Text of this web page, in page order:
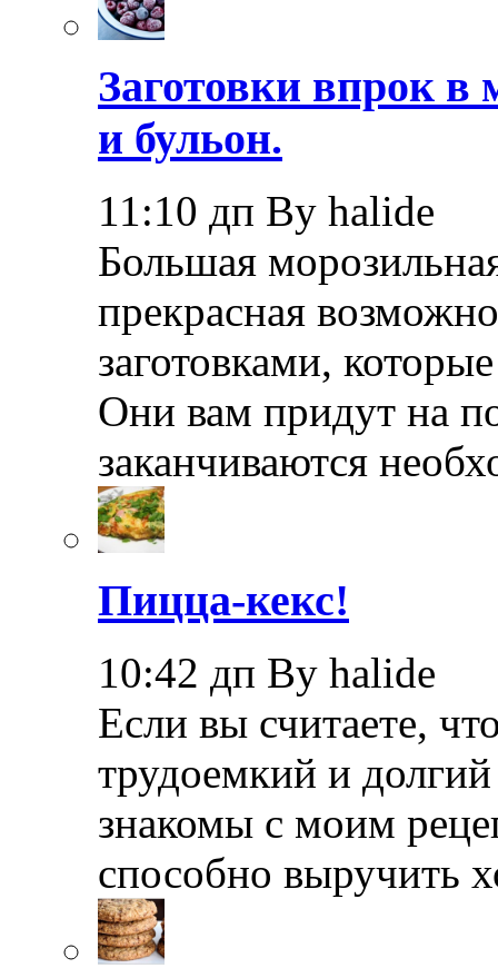
Заготовки впрок в
и бульон.
11:10 дп By halide
Большая
прекрасная
заготовками,
Они вам придут на
заканчиваются
Пицца-кекс!
10:42 дп By halide
Если вы считаете,
трудоемкий и
знакомы с моим
способно выручить